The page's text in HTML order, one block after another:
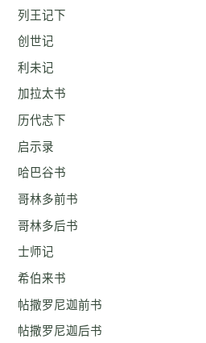
列王记下
创世记
利未记
加拉太书
历代志下
启示录
哈巴谷书
哥林多前书
哥林多后书
士师记
希伯来书
帖撒罗尼迦前书
帖撒罗尼迦后书